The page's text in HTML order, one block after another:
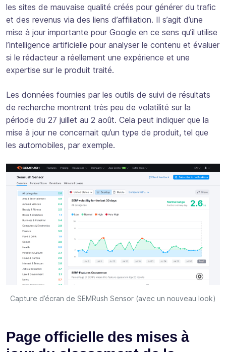
les sites de mauvaise qualité créés pour générer du trafic
et des revenus via des liens d’affiliation. Il s’agit d’une
mise à jour importante pour Google en ce sens qu’il utilise
l’intelligence artificielle pour analyser le contenu et évaluer
si le rédacteur a réellement une expérience et une
expertise sur le produit traité.
Les données fournies par les outils de suivi de résultats
de recherche montrent très peu de volatilité sur la
période du 27 juillet au 2 août. Cela peut indiquer que la
mise à jour ne concernait qu’un type de produit, tel que
les automobiles, par exemple.
Capture d’écran de SEMRush Sensor (avec un nouveau look)
Page officielle des mises à